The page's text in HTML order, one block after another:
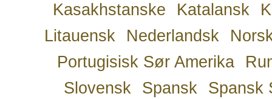
Kasakhstanske
Katalansk
Litauensk
Nederlandsk
Portugisisk Sør Amerika
Slovensk
Spansk
Spansk